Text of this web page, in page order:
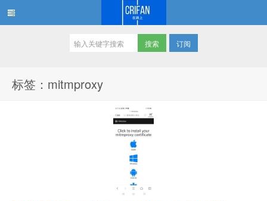
订阅
标签：mitmproxy